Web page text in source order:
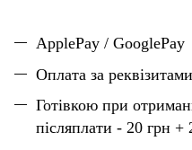
ApplePay / GooglePay
Оплата за реквізитами
Готівкою при
післяплати - 20 грн +